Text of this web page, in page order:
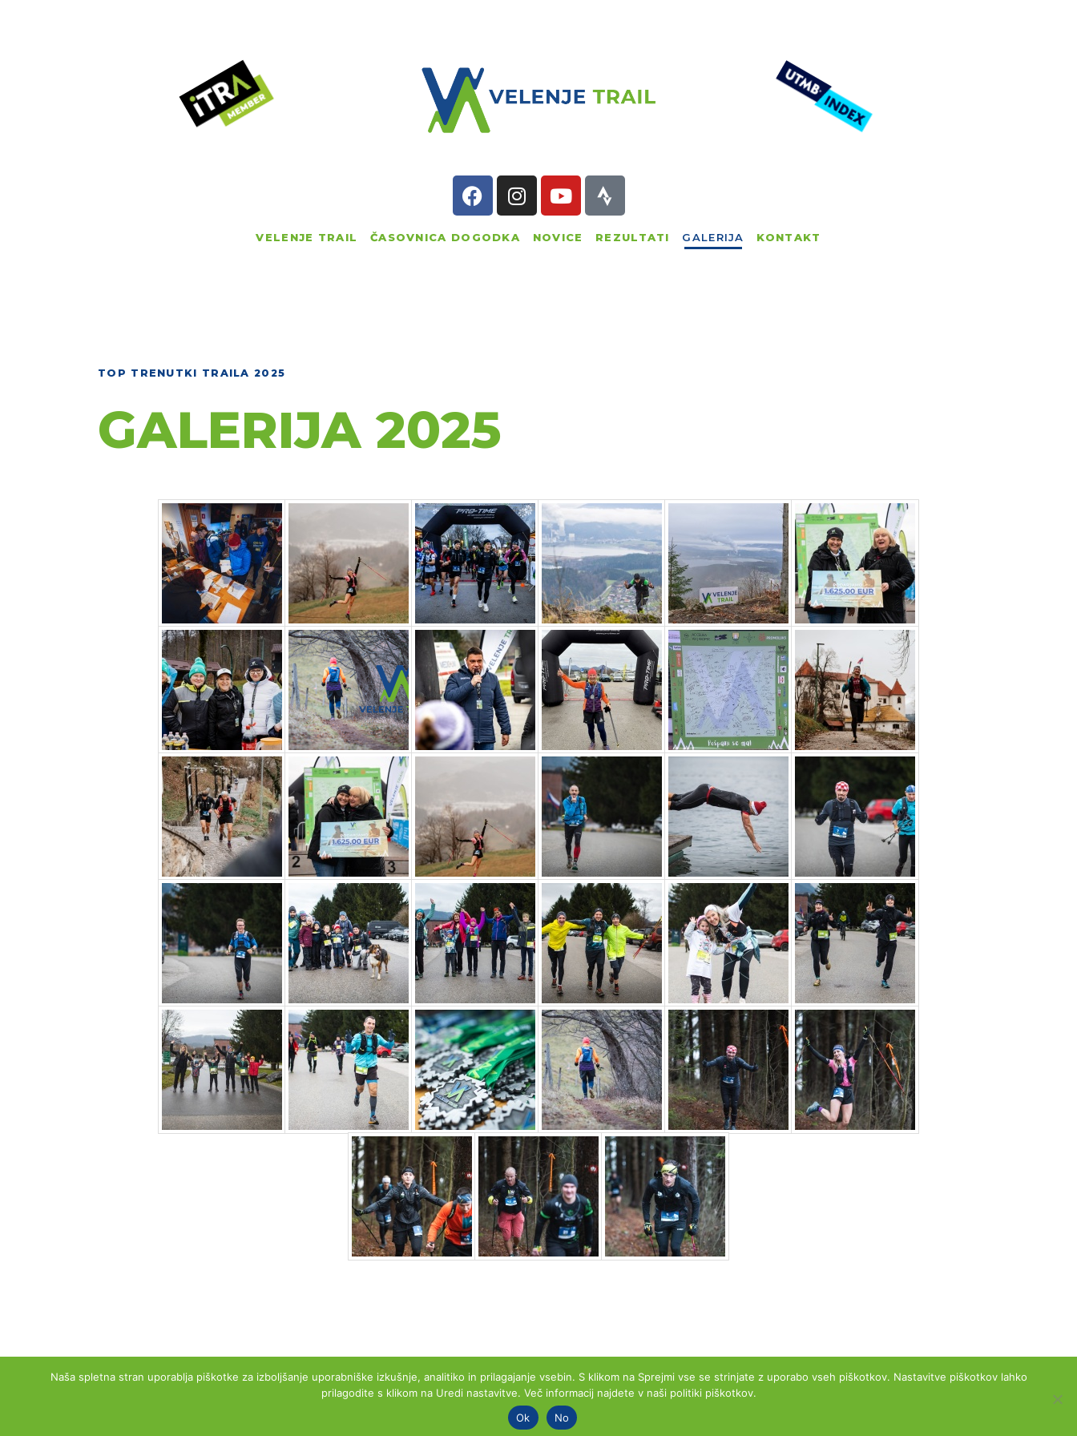
VELENJE TRAIL ČASOVNICA DOGODKA NOVICE REZULTATI GALERIJA KONTAKT
VELENJE TRAIL
Zimska tekaška avantura
ČASOVNICA
DOGODKA
NOVICE
REZULTATI
TOP TRENUTKI TRAILA 2025
GALERIJA 2025
Copyright © 2026 by Velenje Trail. All rights reserved.
Naša spletna stran uporablja piškotke za izboljšanje uporabniške izkušnje, analitiko in prilagajanje vsebin. S klikom na Sprejmi vse se strinjate z uporabo vseh piškotkov. Nastavitve piškotkov lahko
prilagodite s klikom na Uredi nastavitve. Več informacij najdete v naši politiki piškotkov.
Ok
No